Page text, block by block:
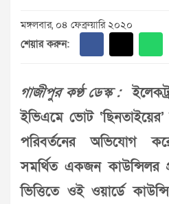
মঙ্গলবার, ০৪ ফেব্রুয়ারি ২০২০
শেয়ার করুন:
গাজীপুর কণ্ঠ ডেস্ক :
ইভিএমে ভোট
পরিবর্তনের অভিযোগ
সমর্থিত একজন কাউন্সিলর
ভিত্তিতে ওই ওয়ার্ডে